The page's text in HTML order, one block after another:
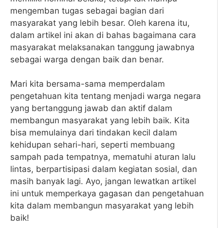
mengemban tugas sebagai bagian dari
masyarakat yang lebih besar. Oleh karena itu,
dalam artikel ini akan di bahas bagaimana cara
masyarakat melaksanakan tanggung jawabnya
sebagai warga dengan baik dan benar.
Mari kita bersama-sama memperdalam
pengetahuan kita tentang menjadi warga negara
yang bertanggung jawab dan aktif dalam
membangun masyarakat yang lebih baik. Kita
bisa memulainya dari tindakan kecil dalam
kehidupan sehari-hari, seperti membuang
sampah pada tempatnya, mematuhi aturan lalu
lintas, berpartisipasi dalam kegiatan sosial, dan
masih banyak lagi. Ayo, jangan lewatkan artikel
ini untuk memperkaya gagasan dan pengetahuan
kita dalam membangun masyarakat yang lebih
baik!